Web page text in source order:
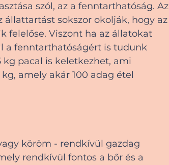
szól, az a fenntarthatóság. Az
sokszor okolják, hogy az
felelőse. Viszont ha az állatokat
a fenntarthatóságért is tudunk
pacal is keletkezhet, ami
amely akár 100 adag étel
köröm - rendkívül gazdag
rendkívül fontos a bőr és a